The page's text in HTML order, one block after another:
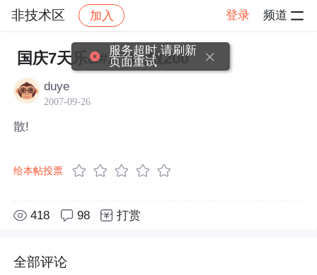
非技术区 加入 登录 频道
社区 非技术区 帖子详情
国庆7天乐&#xff0c;散200
duye
2007-09-26
散!
给本帖投票
418 98 打赏
全部评论
服务超时,请刷新
页面重试